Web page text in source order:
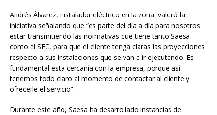
Andrés Álvarez, instalador eléctrico en la zona, valoró la
iniciativa señalando que “es parte del día a día para nosotros
estar transmitiendo las normativas que tiene tanto Saesa
como el SEC, para que el cliente tenga claras las proyecciones
respecto a sus instalaciones que se van a ir ejecutando. Es
fundamental esta cercanía con la empresa, porque así
tenemos todo claro al momento de contactar al cliente y
ofrecerle el servicio”.
Durante este año, Saesa ha desarrollado instancias de